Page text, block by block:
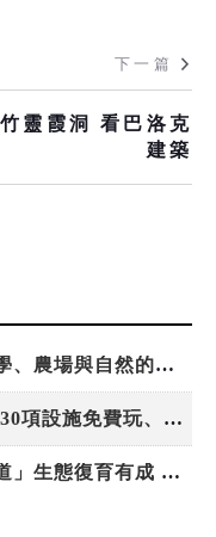
下一篇
靈霞洞 看巴洛克
建築
嘉義鹿草夏日探索趣！結合科學、農場與自然的親子小旅行
高雄最大親子遊樂園8/8開幕！30項設施免費玩、YOYO家族嗨翻暑假
虎頭埤森林秘境！「枯樹籬步道」生態復育有成 走進大自然生命教室